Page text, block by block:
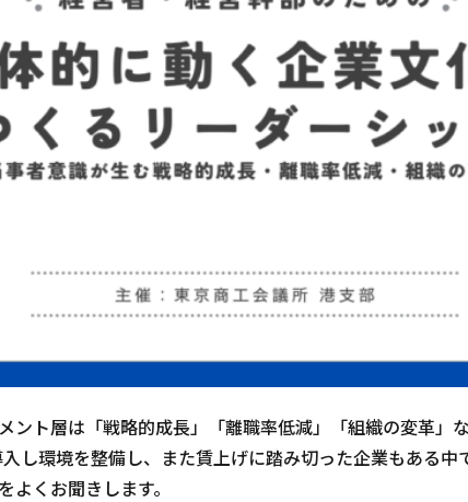
ント層は「戦略的成長」「離職率低減」「組織の変革」
し環境を整備し、また賃上げに踏み切った企業もある中
よくお聞きします。